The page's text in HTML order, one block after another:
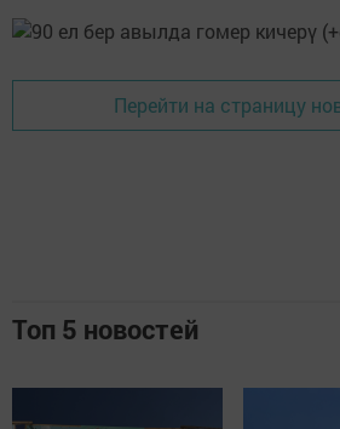
Перейти на страницу
Топ 5 новостей